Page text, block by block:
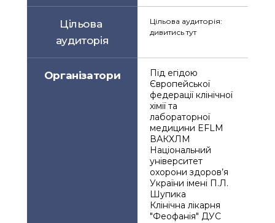
Цільова
аудиторія
Цільова аудиторія:
дивитись тут
Організатори
Під егідою
Європейської
федерації клінічної
хімії та
лабораторної
медицини EFLM
ВАКХЛМ
Національний
університет
охорони здоров’я
України імені П.Л.
Шупика
Клінічна лікарня
"Феофанія" ДУС